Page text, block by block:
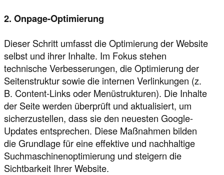
2. Onpage-Optimierung
Dieser Schritt umfasst die Optimierung der Website
selbst und ihrer Inhalte. Im Fokus stehen
technische Verbesserungen, die Optimierung der
Seitenstruktur sowie die internen Verlinkungen (z.
B. Content-Links oder Menüstrukturen). Die Inhalte
der Seite werden überprüft und aktualisiert, um
sicherzustellen, dass sie den neuesten Google-
Updates entsprechen. Diese Maßnahmen bilden
die Grundlage für eine effektive und nachhaltige
Suchmaschinenoptimierung und steigern die
Sichtbarkeit Ihrer Website.